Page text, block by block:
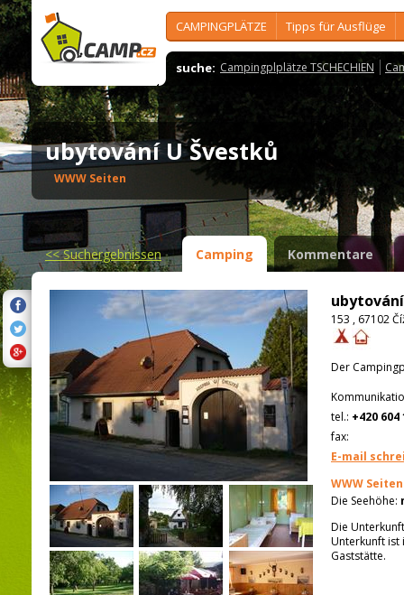
CAMPINGPLÄTZE Tipps für Ausflüge
suche: Campingplplätze TSCHECHIEN
ubytování U Švestků
WWW Seiten
<<Suchergebnissen Camping Kommentare
153 , 67102
Der
tel.: +420 604
fax:
E-mail
WWW Seiten
Die Seehöhe:
Die
Unterkunft ist
Gaststätte.